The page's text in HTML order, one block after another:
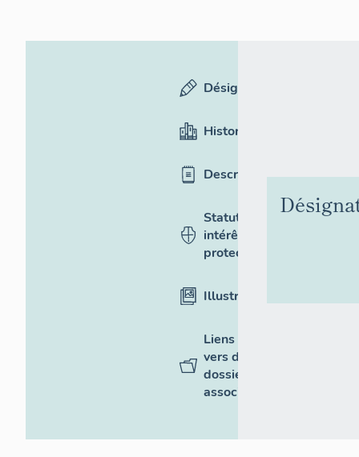
Désignation
Historique
Description
Statut,
intérêt et
protection
Illustrations
Liens
vers des
dossiers
associés